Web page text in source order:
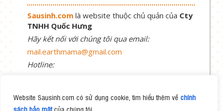
Website Sausinh.com có sử dụng cookie, tìm hiểu thêm về chính
sách bảo mậtcủa chúng tôi.
Sausinh.com là website thuộc chủ quản của Cty
TNHH Quốc Hưng
Hãy kết nối với chúng tôi qua email:
mail.earthmama@gmail.com
Hotline: